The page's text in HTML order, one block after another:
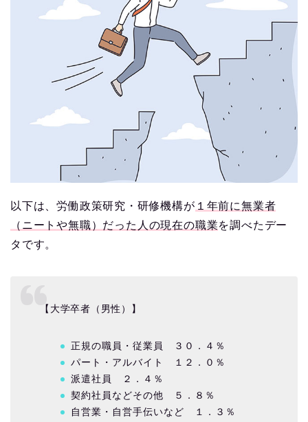
以下は、労働政策研究・研修機構が １年前に無業者
（ニートや無職）だった人の現在の職業を調べたデー
タです。
【大学卒者（男性）】
正規の職員・従業員 ３０．４％
パート・アルバイト １２．０％
派遣社員 ２．４％
契約社員などその他 ５．８％
自営業・自営手伝いなど １．３％